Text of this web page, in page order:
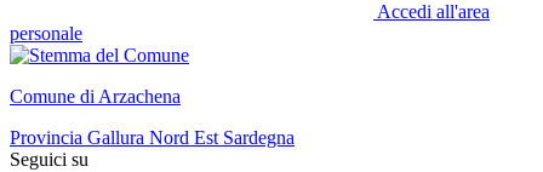
Accedi all'area
personale
Comune di Arzachena
Provincia Gallura Nord Est Sardegna
Seguici su